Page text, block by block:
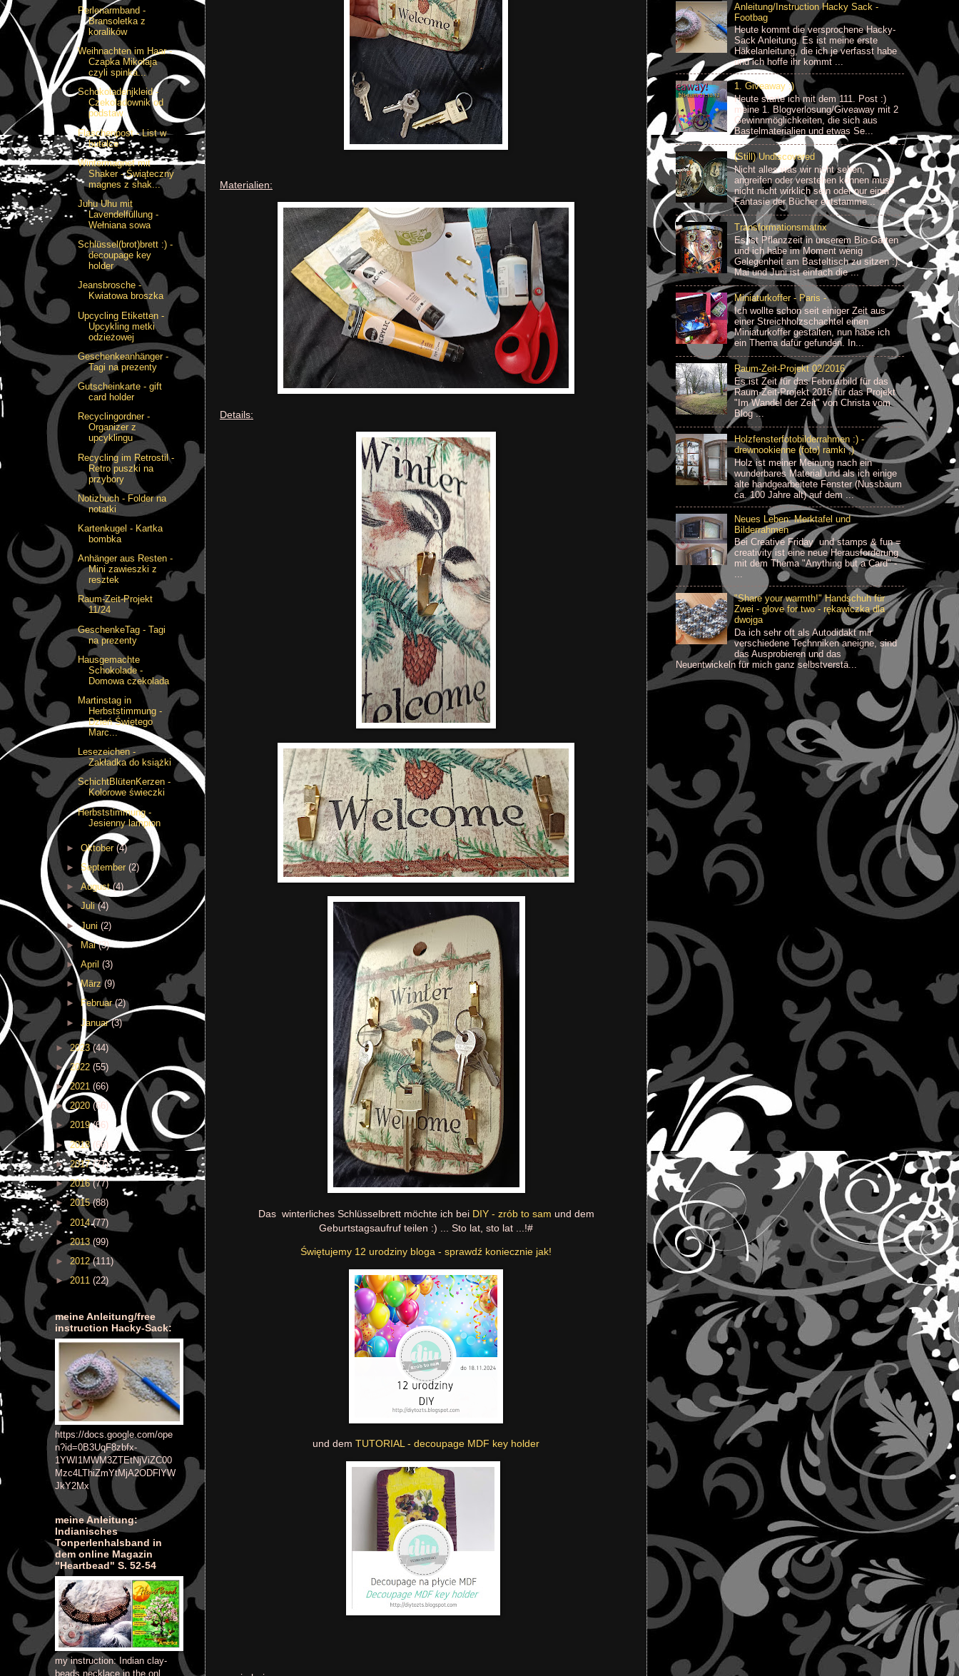
Materialien:
Details:
Das winterliches Schlüsselbrett möchte ich bei DIY - zrób to sam und dem
Geburtstagsaufruf teilen :) ... Sto lat, sto lat ...!#
Świętujemy 12 urodziny bloga - sprawdź koniecznie jak!
und dem TUTORIAL - decoupage MDF key holder
Perlenarmband -
Bransoletka z
koralików
Weihnachten im Haar -
Czapka Mikołaja
czyli spinka...
Schokoladenjkleid -
Czekoladownik od
podstaw
Flaschenpost - List w
butelce
Wintermagnet mit
Shaker - Świąteczny
magnes z shak...
Juhu Uhu mit
Lavendelfüllung -
Wełniana sowa
Schlüssel(brot)brett :) -
decoupage key
holder
Jeansbrosche -
Kwiatowa broszka
Upcycling Etiketten -
Upcykling metki
odzieżowej
Geschenkeanhänger -
Tagi na prezenty
Gutscheinkarte - gift
card holder
Recyclingordner -
Organizer z
upcyklingu
Recycling im Retrostil -
Retro puszki na
przybory
Notizbuch - Folder na
notatki
Kartenkugel - Kartka
bombka
Anhänger aus Resten -
Mini zawieszki z
resztek
Raum-Zeit-Projekt
11/24
GeschenkeTag - Tagi
na prezenty
Hausgemachte
Schokolade -
Domowa czekolada
Martinstag in
Herbststimmung -
Dzień Świętego
Marc...
Lesezeichen -
Zakładka do książki
SchichtBlütenKerzen -
Kolorowe świeczki
Herbststimmung -
Jesienny lampion
►Oktober(4)
►September(2)
►August(4)
►Juli(4)
►Juni(2)
► Mai(3)
►April(3)
►März(9)
►Februar(2)
►Januar(3)
►2023(44)
►2022 (55)
►2021 (66)
► 2020 (66)
►2019(66)
►2018 (66)
►2017(77)
►2016(77)
► 2015(88)
► 2014(77)
►2013 (99)
► 2012(111)
►2011 (22)
meine Anleitung/free
instruction Hacky-Sack:
https://docs.google.com/ope
n?id=0B3UqF8zbfx-
1YWI1MWM3ZTEtNjViZC00
Mzc4LThiZmYtMjA2ODFlYW
JkY2Mx
meine Anleitung:
Indianisches
Tonperlenhalsband in
dem online Magazin
"Heartbead" S. 52-54
my instruction: Indian clay-
beads necklace in the onl,
Anleitung/Instruction Hacky Sack -
Footbag
Heute kommt die versprochene Hacky-
Sack Anleitung. Es ist meine erste
Häkelanleitung, die ich je verfasst habe
und ich hoffe ihr kommt ...
1. Giveaway :)
Heute starte ich mit dem 111. Post :)
meine 1. Blogverlosung/Giveaway mit 2
Gewinnmöglichkeiten, die sich aus
Bastelmaterialien und etwas Se...
(Still) Undiscovered
Nicht alles was wir nicht sehen,
angreifen oder verstehen können muss
nicht nicht wirklich sein oder nur einer
Fantasie der Bücher entstamme...
Transformationsmatrix
Es ist Pflanzzeit in unserem Bio-Garten
und ich habe im Moment wenig
Gelegenheit am Basteltisch zu sitzen :).
Mai und Juni ist einfach die ...
Miniaturkoffer - Paris -
Ich wollte schon seit einiger Zeit aus
einer Streichholzschachtel einen
Miniaturkoffer gestalten, nun habe ich
ein Thema dafür gefunden. In...
Raum-Zeit-Projekt 02/2016
Es ist Zeit für das Februarbild für das
Raum-Zeit-Projekt 2016 für das Projekt
"Im Wandel der Zeit" von Christa vom
Blog ...
Holzfensterfotobilderrahmen :) -
drewnookienne (foto) ramki ;)
Holz ist meiner Meinung nach ein
wunderbares Material und als ich einige
alte handgearbeitete Fenster (Nussbaum
ca. 100 Jahre alt) auf dem ...
Neues Leben: Merktafel und
Bilderrahmen
Bei Creative Friday und stamps & fun =
creativity ist eine neue Herausforderung
mit dem Thema "Anything but a Card" -
...
"Share your warmth!" Handschuh für
Zwei - glove for two - rękawiczka dla
dwojga
Da ich sehr oft als Autodidakt mir
verschiedene Technniken aneigne, sind
das Ausprobieren und das
Neuentwickeln für mich ganz selbstverstä...